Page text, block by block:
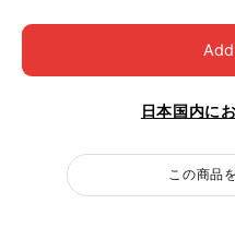
日本国内に
この商品